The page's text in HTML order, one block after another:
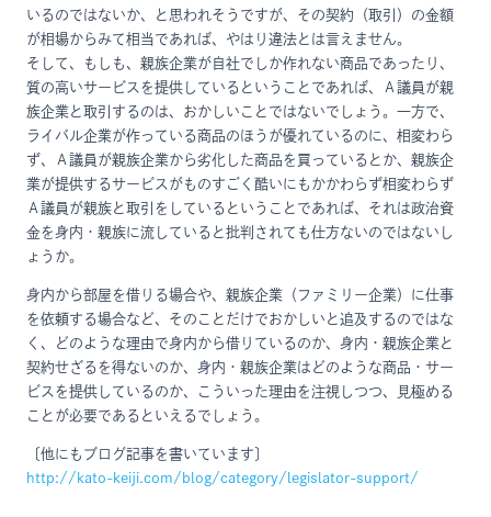
いるのではないか、と思われそうですが、その契約（取引）の金額
が相場からみて相当であれば、やはり違法とは言えません。
そして、もしも、親族企業が自社でしか作れない商品であったり、
質の高いサービスを提供しているということであれば、Ａ議員が親
族企業と取引するのは、おかしいことではないでしょう。一方で、
ライバル企業が作っている商品のほうが優れているのに、相変わら
ず、Ａ議員が親族企業から劣化した商品を買っているとか、親族企
業が提供するサービスがものすごく酷いにもかかわらず相変わらず
Ａ議員が親族と取引をしているということであれば、それは政治資
金を身内・親族に流していると批判されても仕方ないのではないし
ょうか。
身内から部屋を借りる場合や、親族企業（ファミリー企業）に仕事
を依頼する場合など、そのことだけでおかしいと追及するのではな
く、どのような理由で身内から借りているのか、身内・親族企業と
契約せざるを得ないのか、身内・親族企業はどのような商品・サー
ビスを提供しているのか、こういった理由を注視しつつ、見極める
ことが必要であるといえるでしょう。
〔他にもブログ記事を書いています〕
http://kato-keiji.com/blog/category/legislator-support/